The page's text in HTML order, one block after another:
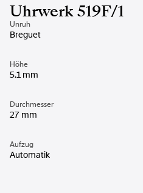
Uhrwerk 519F/1
Unruh
Breguet
Höhe
5.1 mm
Durchmesser
27 mm
Aufzug
Automatik